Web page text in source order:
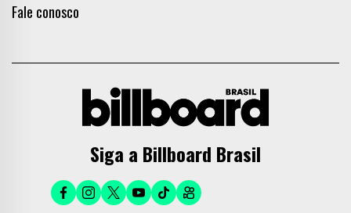
Fale conosco
Siga a Billboard Brasil